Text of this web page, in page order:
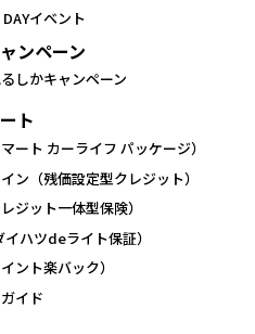
イベント
ンペーン
しかキャンペーン
ト
ート カーライフ パッケージ）
ン（残価設定型クレジット）
ジット一体型保険）
ハツdeライト保証）
ント楽バック）
イド